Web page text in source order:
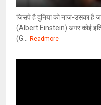
जिसपे है दुनिया को नाज़-उसका है
(Albert Einstein) अगर कोई
(G...
Readmore